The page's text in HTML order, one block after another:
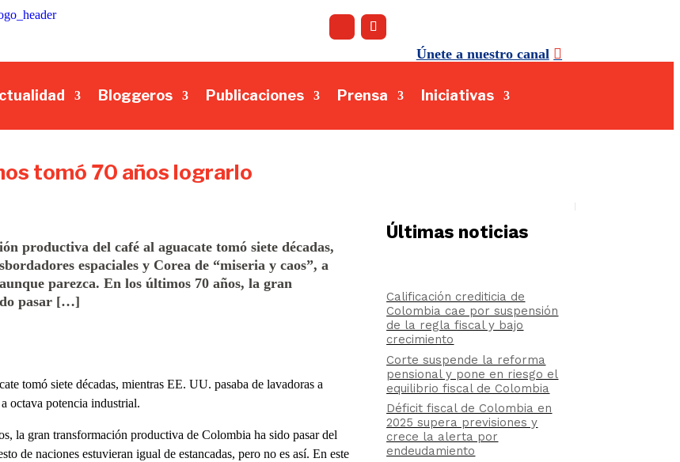
Únete a nuestro canal
Bloggeros Publicaciones Prensa Iniciativas
tomó 70 años lograrlo
productiva del café al aguacate tomó siete décadas,
espaciales y Corea de “miseria y caos”, a
parezca. En los últimos 70 años, la gran
pasar […]
tomó siete décadas, mientras EE. UU. pasaba de lavadoras a
octava potencia industrial.
la gran transformación productiva de Colombia ha sido pasar del
de naciones estuvieran igual de estancadas, pero no es así. En este
Últimas noticias
Calificación crediticia de
Colombia cae por suspensión
de la regla fiscal y bajo
crecimiento
Corte suspende la reforma
pensional y pone en riesgo el
equilibrio fiscal de Colombia
Déficit fiscal de Colombia en
2025 supera previsiones y
crece la alerta por
endeudamiento